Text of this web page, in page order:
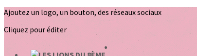
Ajoutez un logo, un bouton, des réseaux sociaux
Cliquez pour éditer